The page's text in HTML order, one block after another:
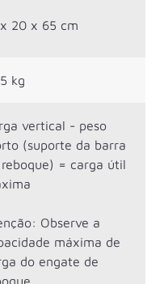
20 x 65 cm
kg
vertical - peso
(suporte da barra
= carga útil
Observe a
máxima de
do engate de